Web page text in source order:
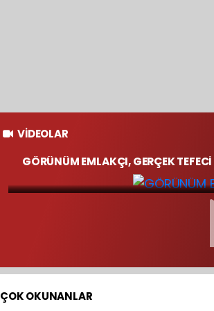
VİDEOLAR
Genel
GÖRÜNÜM EMLAKÇI, GERÇEK TEFECİ
ÇOK OKUNANLAR